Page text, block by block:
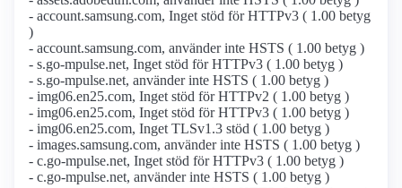
- account.samsung.com, Inget stöd för HTTPv3 ( 1.00 betyg
)
- account.samsung.com, använder inte HSTS ( 1.00 betyg )
- s.go-mpulse.net, Inget stöd för HTTPv3 ( 1.00 betyg )
- s.go-mpulse.net, använder inte HSTS ( 1.00 betyg )
- img06.en25.com, Inget stöd för HTTPv2 ( 1.00 betyg )
- img06.en25.com, Inget stöd för HTTPv3 ( 1.00 betyg )
- img06.en25.com, Inget TLSv1.3 stöd ( 1.00 betyg )
- images.samsung.com, använder inte HSTS ( 1.00 betyg )
- c.go-mpulse.net, Inget stöd för HTTPv3 ( 1.00 betyg )
- c.go-mpulse.net, använder inte HSTS ( 1.00 betyg )